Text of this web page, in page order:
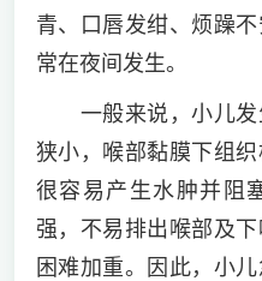
青、口唇发绀、烦躁
常在夜间发生。
一般来说，小儿发
狭小，喉部黏膜下组织
很容易产生水肿并阻
强，不易排出喉部及
困难加重。因此，小